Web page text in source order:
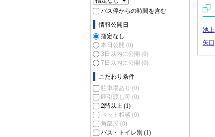
バス停からの時間を含む
情報公開日
指定なし
本日公開 (0)
3日以内に公開 (0)
7日以内に公開 (0)
こだわり条件
駐車場あり (0)
即引渡し可 (0)
2階以上 (1)
ペット相談 (0)
角部屋 (0)
バス・トイレ別 (1)
池上
矢口